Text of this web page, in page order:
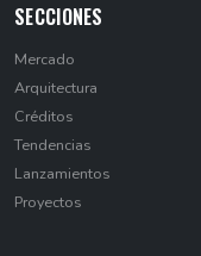
SECCIONES
Mercado
Arquitectura
Créditos
Tendencias
Lanzamientos
Proyectos